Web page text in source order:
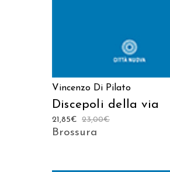
Vincenzo Di Pilato
Discepoli della via
23,00€
21,85€
Brossura